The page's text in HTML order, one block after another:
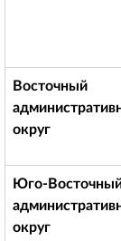
Восточный
округ
Юго-
округ